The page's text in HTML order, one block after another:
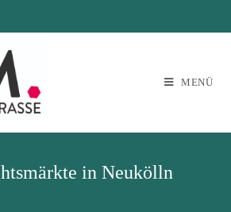
MENÜ
in Neukölln